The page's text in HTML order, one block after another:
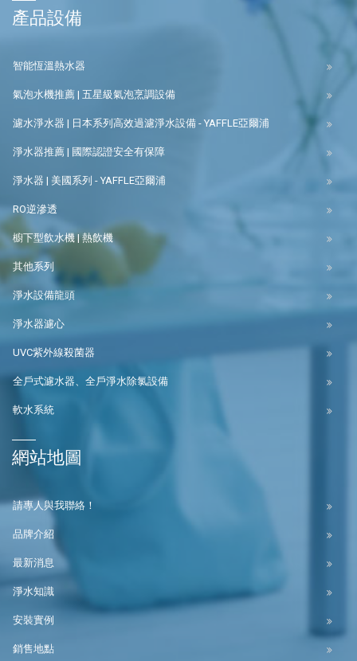
產品設備
智能恆溫熱水器
氣泡水機推薦 | 五星級氣泡烹調設備
濾水淨水器 | 日本系列高效過濾淨水設備 - YAFFLE亞爾浦
淨水器推薦 | 國際認證安全有保障
淨水器 | 美國系列 - YAFFLE亞爾浦
RO逆滲透
櫥下型飲水機 | 熱飲機
其他系列
淨水設備龍頭
淨水器濾心
UVC紫外線殺菌器
全戶式濾水器、全戶淨水除氯設備
軟水系統
網站地圖
請專人與我聯絡！
品牌介紹
最新消息
淨水知識
安裝實例
銷售地點